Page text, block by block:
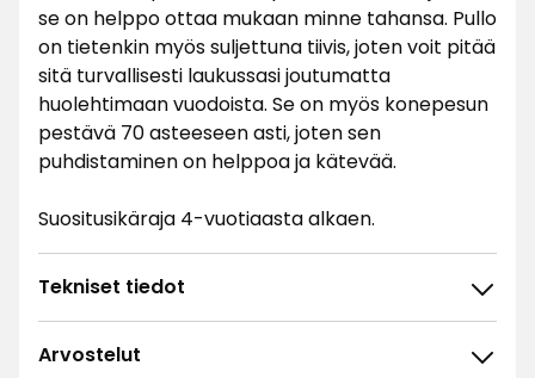
se on helppo ottaa mukaan minne tahansa. Pullo
on tietenkin myös suljettuna tiivis, joten voit pitää
sitä turvallisesti laukussasi joutumatta
huolehtimaan vuodoista. Se on myös konepesun
pestävä 70 asteeseen asti, joten sen
puhdistaminen on helppoa ja kätevää.
Suositusikäraja 4-vuotiaasta alkaen.
Tekniset tiedot
Arvostelut